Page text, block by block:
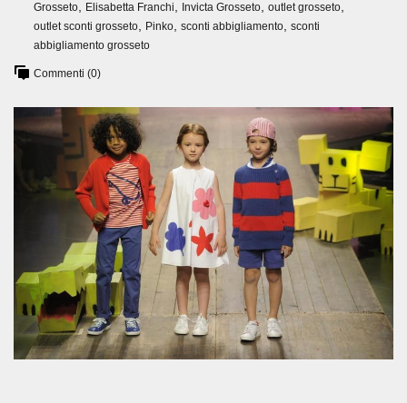
Grosseto
Elisabetta Franchi Invicta Grosseto outlet grosseto
outlet sconti grosseto Pinko sconti abbigliamento sconti
abbigliamento grosseto
Commenti (0)